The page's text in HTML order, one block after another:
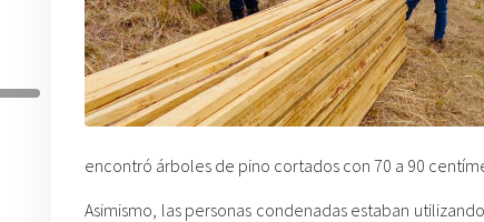
encontró árboles de pino cortados con 70 a 90
Asimismo, las personas condenadas estaban